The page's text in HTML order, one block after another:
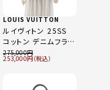
LOUIS VUITTON
ルイヴィトン 25SS
コットン デニムフラウ
ンス バイカー デニム
ジャケット
FSVE45 インディゴ
275,000
253,000